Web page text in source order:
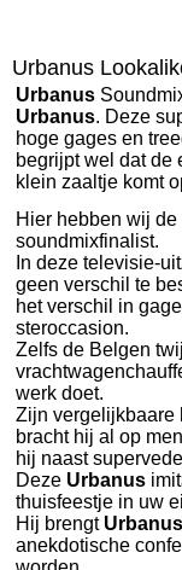
Urbanus
Urbanus
Urbanus. Deze
hoge gages en
begrijpt wel dat de
klein zaaltje komt
Hier hebben wij
soundmixfinalist.
In deze televisie-
geen verschil te
het verschil in
steroccasion.
Zelfs de Belgen
werk doet.
Zijn vergelijkbaare
bracht hij al op
hij naast
Deze Urbanus
thuisfeestje in uw
Hij brengt Urbanus
anekdotische